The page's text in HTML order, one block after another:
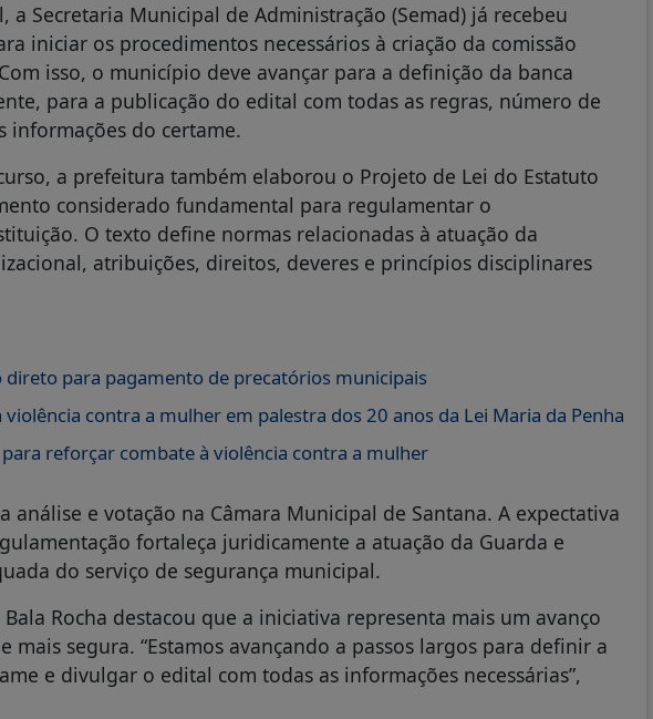
a Secretaria Municipal de Administração (Semad) já recebeu
iniciar os procedimentos necessários à criação da comissão
isso, o município deve avançar para a definição da banca
para a publicação do edital com todas as regras, número de
informações do certame.
a prefeitura também elaborou o Projeto de Lei do Estatuto
considerado fundamental para regulamentar o
O texto define normas relacionadas à atuação da
atribuições, direitos, deveres e princípios disciplinares
para pagamento de precatórios municipais
contra a mulher em palestra dos 20 anos da Lei Maria da Penha
reforçar combate à violência contra a mulher
análise e votação na Câmara Municipal de Santana. A expectativa
fortaleça juridicamente a atuação da Guarda e
do serviço de segurança municipal.
Rocha destacou que a iniciativa representa mais um avanço
mais segura. “Estamos avançando a passos largos para definir a
e divulgar o edital com todas as informações necessárias”,